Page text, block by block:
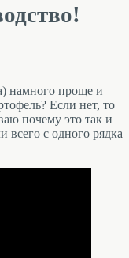
намного проще и
Если нет, то
почему это так и
всего с одного рядка